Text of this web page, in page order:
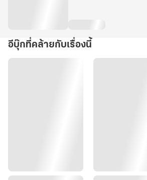
อีบุ๊กที่คล้ายกับเรื่องนี้